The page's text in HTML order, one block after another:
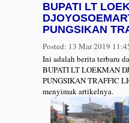
BUPATI LT
PUNGSIKAN
Posted: 13 Mar 2019
Ini adalah berita terbaru
BUPATI LT LOEKMAN
PUNGSIKAN TRAFFIC
menyimak artikelnya.